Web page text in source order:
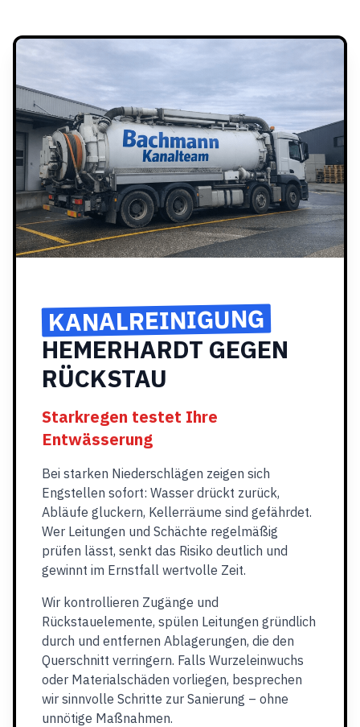
KANALREINIGUNG
HEMERHARDT GEGEN
RÜCKSTAU
Starkregen testet Ihre
Entwässerung
Bei starken Niederschlägen zeigen sich
Engstellen sofort: Wasser drückt zurück,
Abläufe gluckern, Kellerräume sind gefährdet.
Wer Leitungen und Schächte regelmäßig
prüfen lässt, senkt das Risiko deutlich und
gewinnt im Ernstfall wertvolle Zeit.
Wir kontrollieren Zugänge und
Rückstauelemente, spülen Leitungen gründlich
durch und entfernen Ablagerungen, die den
Querschnitt verringern. Falls Wurzeleinwuchs
oder Materialschäden vorliegen, besprechen
wir sinnvolle Schritte zur Sanierung – ohne
unnötige Maßnahmen.